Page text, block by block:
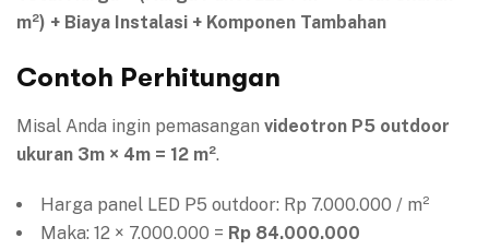
m²) + Biaya Instalasi + Komponen Tambahan
Contoh Perhitungan
Misal Anda ingin pemasangan videotron P5 outdoor
ukuran 3m × 4m = 12 m².
Harga panel LED P5 outdoor: Rp 7.000.000 / m²
Maka: 12 × 7.000.000 = Rp 84.000.000